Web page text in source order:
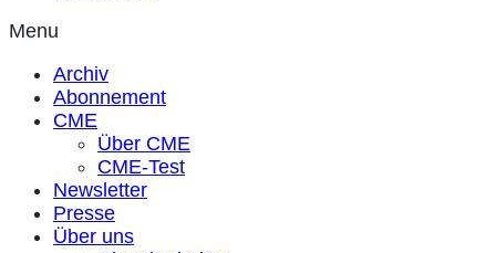
Menu
Archiv
Abonnement
CME
Über CME
CME-Test
Newsletter
Presse
Über uns